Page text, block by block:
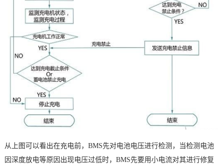
从上图可以看出在充电前，BMS先对电池电压进行检测，当检测电池
因深度放电等原因出现电压过低时，BMS先要用小电流对其进行修复